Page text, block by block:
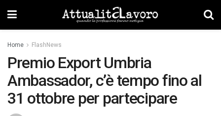
Home FlashNews
Premio Export Umbria
Ambassador, c’è tempo fino al
31 ottobre per partecipare